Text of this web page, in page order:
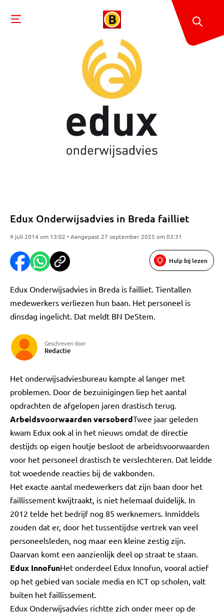
Edux Onderwijsadvies in Breda failliet
9 juli 2014 om 13:02 • Aangepast 27 september 2025 om 03:31
Hulp bij lezen
Edux Onderwijsadvies in Breda is failliet. Tientallen
medewerkers verliezen hun baan. Het personeel is
dinsdag ingelicht. Dat meldt BN DeStem.
Geschreven door
Redactie
Het onderwijsadviesbureau kampte al langer met
problemen. Door de bezuinigingen liep het aantal
opdrachten de afgelopen jaren drastisch terug.
Arbeidsvoorwaarden versoberdTwee jaar geleden
kwam Edux ook al in het nieuws omdat de directie
destijds op eigen houtje besloot de arbeidsvoorwaarden
voor het personeel drastisch te verslechteren. Dat leidde
tot woedende reacties bij de vakbonden.
Het exacte aantal medewerkers dat zijn baan door het
faillissement kwijtraakt, is niet helemaal duidelijk. In
2012 telde het bedrijf nog 85 werknemers. Inmiddels
zouden dat er, door het tussentijdse vertrek van veel
personeelsleden, nog maar een kleine zestig zijn.
Daarvan komt een aanzienlijk deel op straat te staan.
Edux InnofunHet onderdeel Edux Innofun, vooral actief
op het gebied van sociale media en ICT op scholen, valt
buiten het faillissement.
Edux Onderwijsadvies richtte zich onder meer op de